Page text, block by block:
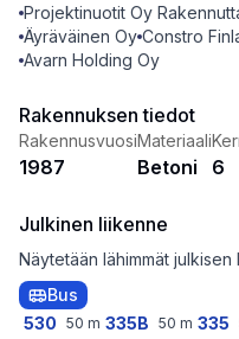
Projektinuotit Oy
Äyräväinen Oy Constro
Avarn Holding Oy
Rakennuksen tiedot
Rakennusvuosi
1987
Materiaali
Betoni 6
Julkinen liikenne
Näytetään lähimmät julkisen
Bus
530 50 m 335B 50 m 335